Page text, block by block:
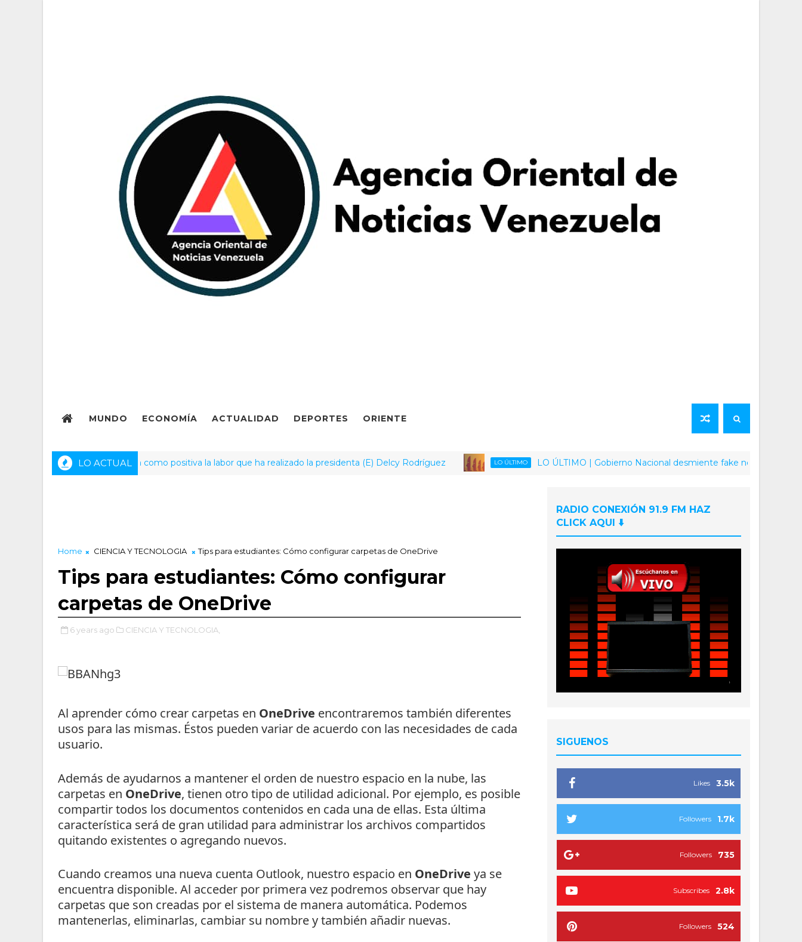
MUNDO ECONOMÍA ACTUALIDAD DEPORTES ORIENTE
LO ACTUAL
venezolana califica como positiva la labor que ha realizado la presidenta (E) Delcy Rodríguez LO ÚLTIMO LO ÚLTIMO | Gobierno Nacional desmiente fake news sobre
Home CIENCIA Y TECNOLOGIA Tips para estudiantes: Cómo configurar carpetas de OneDrive
Tips para estudiantes: Cómo configurar
carpetas de OneDrive
6 years ago CIENCIA Y TECNOLOGIA,
Al aprender cómo crear carpetas en OneDrive encontraremos también diferentes
usos para las mismas. Éstos pueden variar de acuerdo con las necesidades de cada
usuario.
Además de ayudarnos a mantener el orden de nuestro espacio en la nube, las
carpetas en OneDrive, tienen otro tipo de utilidad adicional. Por ejemplo, es posible
compartir todos los documentos contenidos en cada una de ellas. Esta última
característica será de gran utilidad para administrar los archivos compartidos
quitando existentes o agregando nuevos.
Cuando creamos una nueva cuenta Outlook, nuestro espacio en OneDrive ya se
encuentra disponible. Al acceder por primera vez podremos observar que hay
carpetas que son creadas por el sistema de manera automática. Podemos
mantenerlas, eliminarlas, cambiar su nombre y también añadir nuevas.
RADIO CONEXIÓN 91.9 FM HAZ
CLICK AQUI ⬇️
SIGUENOS
3.5k
Likes
1.7k
Followers
735
Followers
2.8k
Subscribes
524
Followers